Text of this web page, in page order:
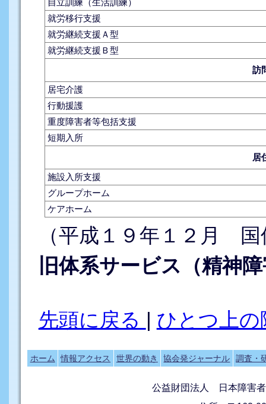
自立訓練（生活訓練）
就労移行支援
就労継続支援Ａ型
就労継続支援Ｂ型
訪
居宅介護
行動援護
重度障害者等包括支援
短期入所
居
施設入所支援
グループホーム
ケアホーム
（平成１９年１２月
旧体系サービス（精神
先頭に戻る | ひとつ上の
ホーム 情報アクセス 世界の動き 協会発ジャーナル 調査・
公益財団法人 日本障害